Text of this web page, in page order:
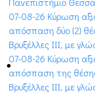
07-08-26 Κύρωση
απόσπαση δύο (2)
Βρυξέλλες ΙΙΙ, με
07-08-26 Κύρωση
απόσπαση της
Βρυξέλλες ΙΙΙ, με